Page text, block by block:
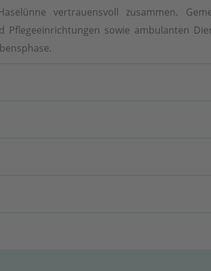
vertrauensvoll zusammen.
Pflegeeinrichtungen sowie ambulanten